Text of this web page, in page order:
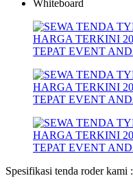
Whiteboard
Spesifikasi tenda roder kami :